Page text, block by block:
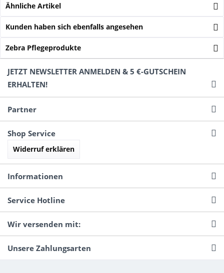
Ähnliche Artikel
Kunden haben sich ebenfalls angesehen
Zebra Pflegeprodukte
JETZT NEWSLETTER ANMELDEN & 5 €-GUTSCHEIN
ERHALTEN!
Partner
Shop Service
Widerruf erklären
Informationen
Service Hotline
Wir versenden mit:
Unsere Zahlungsarten